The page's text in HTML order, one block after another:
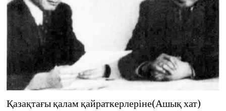
Қазақтағы қалам қайраткерлеріне(Ашық хат)